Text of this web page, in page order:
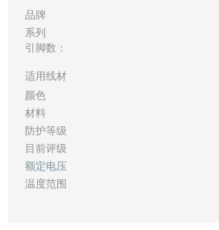
品牌
系列
引脚数：
适用线材
颜色
材料
防护等级
目前评级
额定电压
温度范围